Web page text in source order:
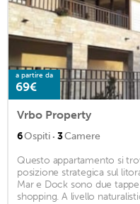
a partire da
69€
Vrbo Property
6Ospiti · 3Camere
Questo appartamento si
posizione strategica sul
Mar e Dock sono due
shopping. A livello